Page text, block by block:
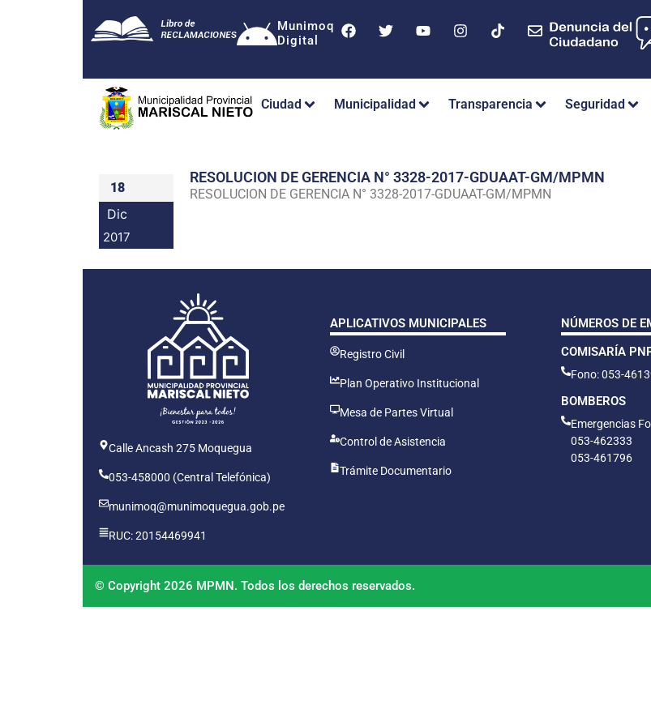
Munimoq
Digital
Ciudad Municipalidad Transparencia Seguridad
18
Dic
2017
RESOLUCION DE GERENCIA N° 3328-2017-GDUAAT-GM/MPMN
RESOLUCION DE GERENCIA N° 3328-2017-GDUAAT-GM/MPMN
Calle Ancash 275 Moquegua
053-458000 (Central Telefónica)
munimoq@munimoquegua.gob.pe
RUC: 20154469941
APLICATIVOS MUNICIPALES
Registro Civil
Plan Operativo Institucional
Mesa de Partes Virtual
Control de Asistencia
Trámite Documentario
NÚMEROS DE
COMISARÍA
Fono: 053-
BOMBEROS
Emergencias
053-462333
053-461796
© Copyright 2026 MPMN. Todos los derechos reservados.